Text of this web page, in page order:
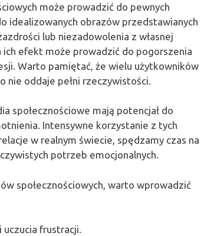
może prowadzić do pewnych
idealizowanych obrazów przedstawianych
lub niezadowolenia z własnej
ich efekt może prowadzić do pogorszenia
Warto pamiętać, że wielu użytkowników
nie oddaje pełni rzeczywistości.
społecznościowe mają potencjał do
Intensywne korzystanie z tych
w realnym świecie, spędzamy czas na
potrzeb emocjonalnych.
społecznościowych, warto wprowadzić
uczucia frustracji.